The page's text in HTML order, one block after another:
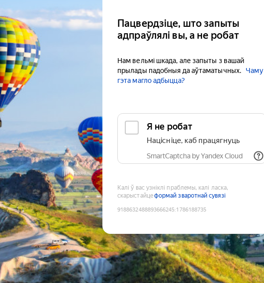
Пацвердзіце, што запыты
адпраўлялі вы, а не робат
Нам вельмі шкада, але запыты з вашай
прылады падобныя да аўтаматычных.
Чаму
гэта магло адбыцца?
Я не робат
Націсніце, каб працягнуць
SmartCaptcha by Yandex Cloud
Калі ў вас узніклі праблемы, калі ласка,
скарыстайцеформай зваротнай сувязі
9188632488893666245:1786188735